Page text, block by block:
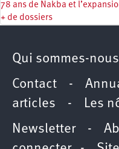
78 ans de Nakba et
+ de dossiers
Qui sommes-nous
Contact -
articles - Les
Newsletter-